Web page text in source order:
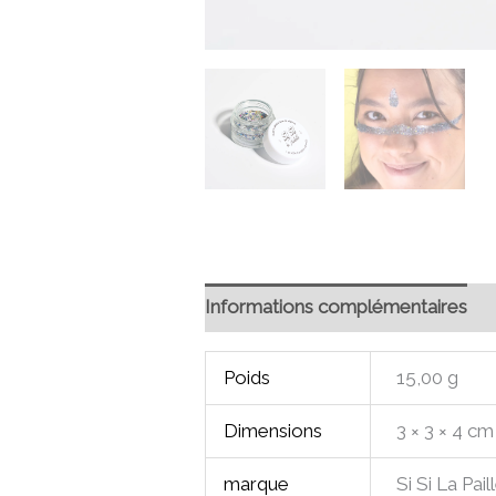
Informations complémentaires
Poids 15,00 g
Dimensions 3 × 3 × 4 cm
marque Si Si La